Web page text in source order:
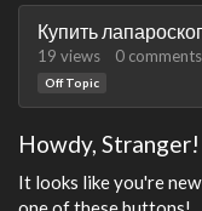
Discussion
List
Купить
19 views 0 comments
Off Topic
Howdy, Stranger!
It looks like you're